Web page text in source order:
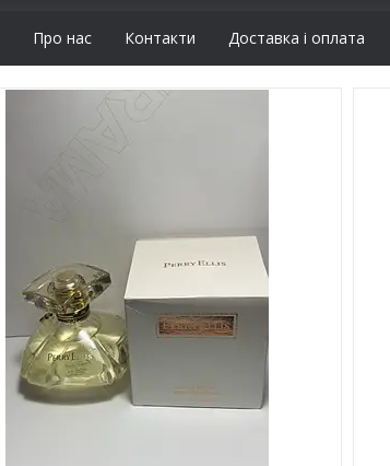
Про нас Контакти Доставка і оплата